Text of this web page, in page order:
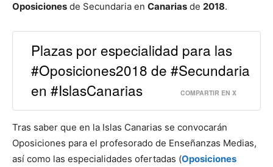
Oposiciones de Secundaria en Canarias de 2018.
Plazas por especialidad para las
#Oposiciones2018 de #Secundaria
en #IslasCanarias
COMPARTIR EN X
Tras saber que en la Islas Canarias se convocarán
Oposiciones para el profesorado de Enseñanzas Medias,
así como las especialidades ofertadas (Oposiciones